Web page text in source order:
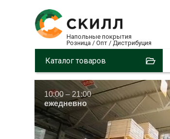
Напольные покрытия
Розница / Опт / Дистрибуция
Каталог товаров
10:00 – 21:00
ежедневно